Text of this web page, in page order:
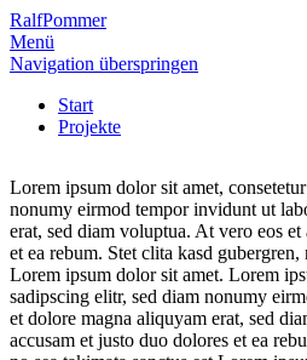
RalfPommer
Menü
Navigation überspringen
Start
Projekte
Lorem ipsum dolor sit amet,
nonumy eirmod tempor invidunt ut
erat, sed diam voluptua. At vero eos
et ea rebum. Stet clita kasd gubergren,
Lorem ipsum dolor sit amet. Lorem
sadipscing elitr, sed diam nonumy
et dolore magna aliquyam erat, sed
accusam et justo duo dolores et ea